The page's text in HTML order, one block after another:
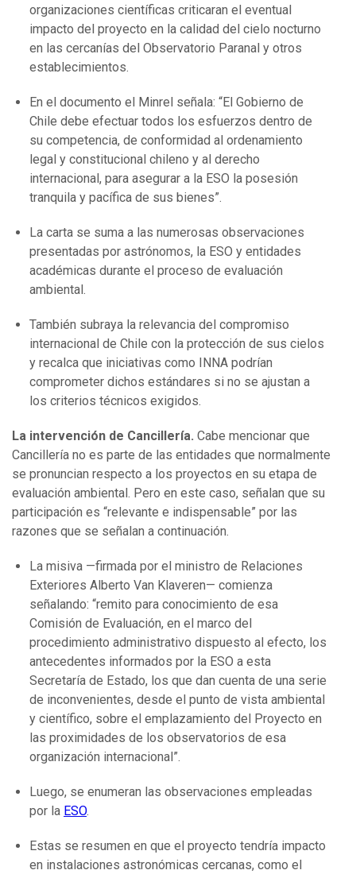
organizaciones científicas criticaran el eventual
impacto del proyecto en la calidad del cielo nocturno
en las cercanías del Observatorio Paranal y otros
establecimientos.
En el documento el Minrel señala: “El Gobierno de
Chile debe efectuar todos los esfuerzos dentro de
su competencia, de conformidad al ordenamiento
legal y constitucional chileno y al derecho
internacional, para asegurar a la ESO la posesión
tranquila y pacífica de sus bienes”.
La carta se suma a las numerosas observaciones
presentadas por astrónomos, la ESO y entidades
académicas durante el proceso de evaluación
ambiental.
También subraya la relevancia del compromiso
internacional de Chile con la protección de sus cielos
y recalca que iniciativas como INNA podrían
comprometer dichos estándares si no se ajustan a
los criterios técnicos exigidos.
La intervención de Cancillería. Cabe mencionar que
Cancillería no es parte de las entidades que normalmente
se pronuncian respecto a los proyectos en su etapa de
evaluación ambiental. Pero en este caso, señalan que su
participación es “relevante e indispensable” por las
razones que se señalan a continuación.
La misiva —firmada por el ministro de Relaciones
Exteriores Alberto Van Klaveren— comienza
señalando: “remito para conocimiento de esa
Comisión de Evaluación, en el marco del
procedimiento administrativo dispuesto al efecto, los
antecedentes informados por la ESO a esta
Secretaría de Estado, los que dan cuenta de una serie
de inconvenientes, desde el punto de vista ambiental
y científico, sobre el emplazamiento del Proyecto en
las proximidades de los observatorios de esa
organización internacional”.
Luego, se enumeran las observaciones empleadas
por la ESO.
Estas se resumen en que el proyecto tendría impacto
en instalaciones astronómicas cercanas, como el